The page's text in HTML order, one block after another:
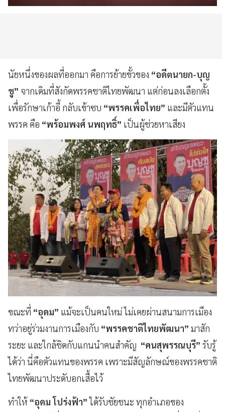
นัยหนึ่งของผลที่ออกมา คือการย้ายขั้วของ “อดีตนายก-บุญ
ชู” จากเดิมที่สังกัดพรรคชาติไทยพัฒนา แต่ก่อนลงเลือกตั้ง
เพื่อรักษาเก้าอี้ กลับเข้าซบ “พรรคเพื่อไทย” และมีตัวแทน
พรรค คือ “พร้อมพงศ์ นพฤทธิ์” เป็นผู้ช่วยหาเสียง
ขณะที่ “อุดม” แม้จะเป็นคนใหม่ ไม่เคยผ่านสนามการเมือง
ทว่าอยู่ร่วมงานการเมืองกับ “พรรคชาติไทยพัฒนา” มาสัก
ระยะ และใกล้ชิดกับแกนนำคนสำคัญ “คนสุพรรณบุรี” รับรู้
ได้ว่า นี่คือตัวแทนของพรรค เพราะมีสัญลักษณ์ของพรรคชาติ
ไทยพัฒนาประดับอกเสื้อไว้
ทำให้ “อุดม โปร่งฟ้า”ได้รับชัยชนะ ทุกอำเภอของ